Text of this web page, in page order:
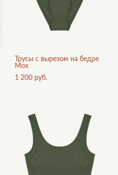
Трусы с вырезом на бедре
Мох
1 200 pуб.